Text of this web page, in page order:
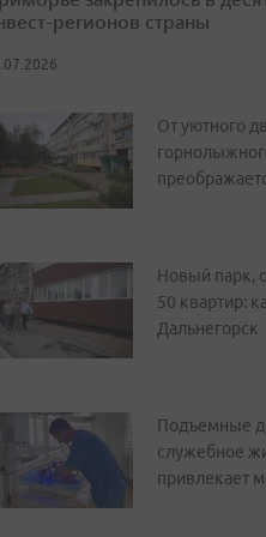
регионов страны
От уютного
Новый парк,
50 квартир:
Дальнегорск
Подъемные
служебное
привлекает